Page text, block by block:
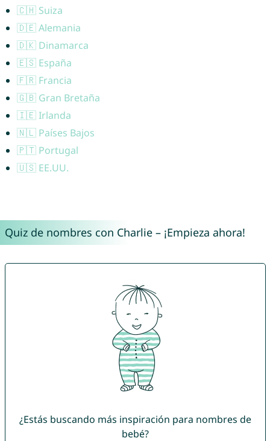
🇨🇭 Suiza
🇩🇪 Alemania
🇩🇰 Dinamarca
🇪🇸 España
🇫🇷 Francia
🇬🇧 Gran Bretaña
🇮🇪 Irlanda
🇳🇱 Países Bajos
🇵🇹 Portugal
🇺🇸 EE.UU.
Quiz de nombres con Charlie – ¡Empieza ahora!
¿Estás buscando más inspiración para nombres de
bebé?